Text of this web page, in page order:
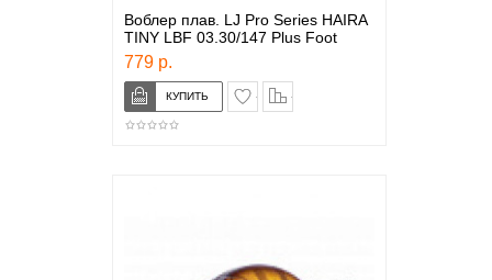
Воблер плав. LJ Pro Series HAIRA
TINY LBF 03.30/147 Plus Foot
779 р.
в закладки